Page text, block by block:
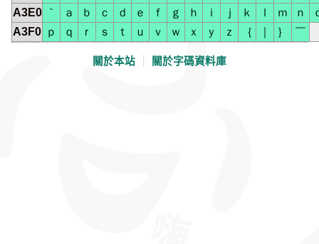
A3E0
｀ ａ ｂ ｃ ｄ ｅ ｆ ｇ ｈ ｉ ｊ ｋ ｌ ｍ ｎ
A3F0 ｐ ｑ ｒ ｓ ｔ ｕ ｖ ｗ ｘ ｙ ｚ ｛ ｝ ￣
關於本站 關於字碼資料庫